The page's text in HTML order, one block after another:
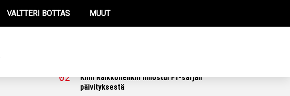
VALTTERI BOTTAS MUUT
Kimi Räikkönenkin innostui F1-sarjan
päivityksestä